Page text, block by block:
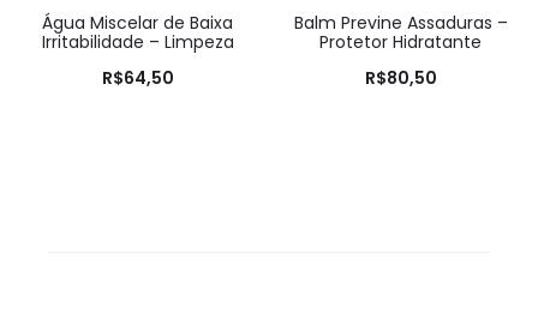
Água Miscelar de Baixa
Irritabilidade – Limpeza
R$64,50
Balm Previne Assaduras –
Protetor Hidratante
R$80,50